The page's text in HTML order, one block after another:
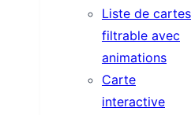
Liste de cartes
filtrable avec
animations
Carte
interactive